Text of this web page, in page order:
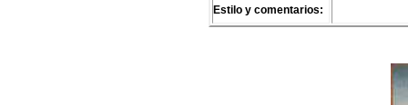
Estilo y comentarios: